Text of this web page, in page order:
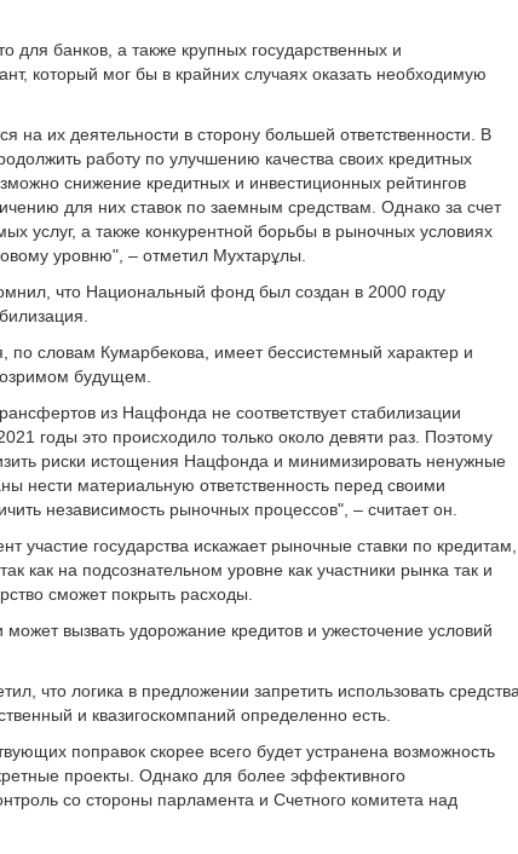
для банков, а также крупных государственных и
который мог бы в крайних случаях оказать необходимую
на их деятельности в сторону большей ответственности. В
работу по улучшению качества своих кредитных
снижение кредитных и инвестиционных рейтингов
для них ставок по заемным средствам. Однако за счет
услуг, а также конкурентной борьбы в рыночных условиях
уровню", – отметил Мухтарұлы.
что Национальный фонд был создан в 2000 году
по словам Кумарбекова, имеет бессистемный характер и
будущем.
из Нацфонда не соответствует стабилизации
годы это происходило только около девяти раз. Поэтому
риски истощения Нацфонда и минимизировать ненужные
нести материальную ответственность перед своими
независимость рыночных процессов", – считает он.
участие государства искажает рыночные ставки по кредитам,
как на подсознательном уровне как участники рынка так и
сможет покрыть расходы.
вызвать удорожание кредитов и ужесточение условий
что логика в предложении запретить использовать средства
и квазигоскомпаний определенно есть.
поправок скорее всего будет устранена возможность
проекты. Однако для более эффективного
со стороны парламента и Счетного комитета над